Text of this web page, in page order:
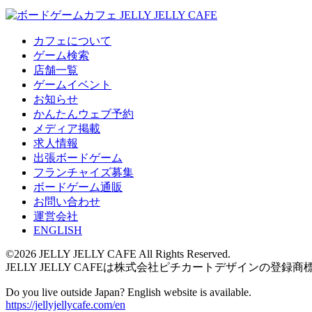
カフェについて
ゲーム検索
店舗一覧
ゲームイベント
お知らせ
かんたんウェブ予約
メディア掲載
求人情報
出張ボードゲーム
フランチャイズ募集
ボードゲーム通販
お問い合わせ
運営会社
ENGLISH
©2026 JELLY JELLY CAFE All Rights Reserved.
JELLY JELLY CAFEは株式会社ピチカートデザインの登録商
Do you live outside Japan? English website is available.
https://jellyjellycafe.com/en